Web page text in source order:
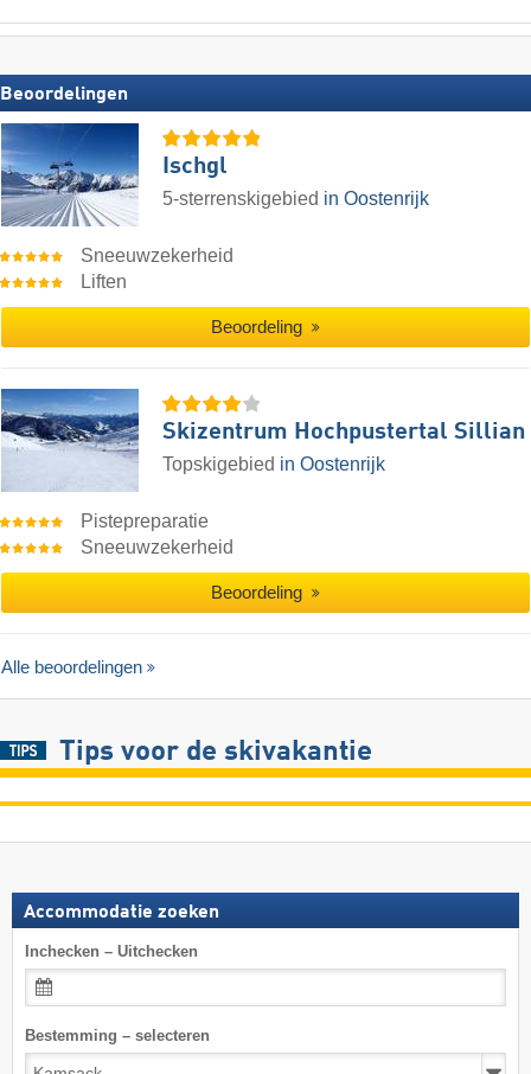
Beoordelingen
Ischgl
5-sterrenskigebied in Oostenrijk
Sneeuwzekerheid
Liften
Beoordeling
Skizentrum Hochpustertal Sillian
Topskigebied in Oostenrijk
Pistepreparatie
Sneeuwzekerheid
Beoordeling
Alle beoordelingen
Tips voor de skivakantie
Accommodatie zoeken
Inchecken – Uitchecken
Bestemming – selecteren